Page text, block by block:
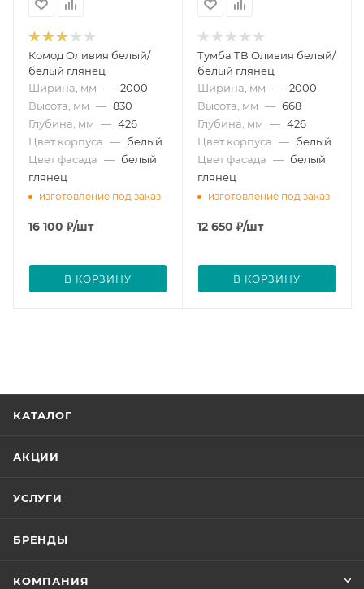
Комод Оливия белый/
белый глянец
Ширина, мм — 2000
Высота, мм — 830
Глубина, мм — 426
Цвет корпуса — белый
Цвет фасада — белый
глянец
изготовление под заказ
16 100 ₽/шт
В КОРЗИНУ
Тумба ТВ Оливия белый/
белый глянец
Ширина, мм — 2000
Высота, мм — 668
Глубина, мм — 426
Цвет корпуса — белый
Цвет фасада — белый
глянец
изготовление под заказ
12 650 ₽/шт
В КОРЗИНУ
КАТАЛОГ
АКЦИИ
УСЛУГИ
БРЕНДЫ
КОМПАНИЯ